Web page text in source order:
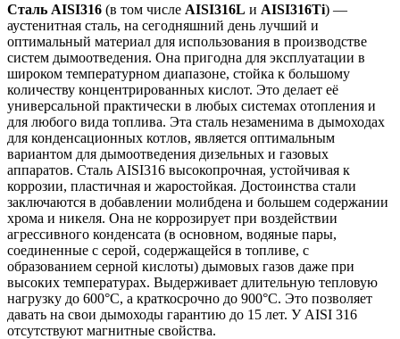
Сталь AISI316 (в том числе AISI316L и AISI316Ti) —
аустенитная сталь, на сегодняшний день лучший и
оптимальный материал для использования в производстве
систем дымоотведения. Она пригодна для эксплуатации в
широком температурном диапазоне, стойка к большому
количеству концентрированных кислот. Это делает её
универсаль­ной практически в любых системах отопления и
для любого вида топлива. Эта сталь незаменима в дымоходах
для конденсационных котлов, является оптимальным
вариантом для дымоотведения дизельных и газовых
аппаратов. Сталь AISI316 высокопрочная, устойчивая к
коррозии, пластичная и жаростойкая. Достоинства стали
заключаются в добавлении молибдена и большем содержании
хрома и никеля. Она не коррозирует при воздействии
агрессивного конденсата (в основном, водяные пары,
соединенные с серой, содержащейся в топливе, с
образованием серной кислоты) дымовых газов даже при
высоких температурах. Выдерживает длительную тепловую
нагрузку до 600°С, а краткосрочно до 900°С. Это позволяет
давать на свои дымоходы гарантию до 15 лет. У AISI 316
отсутствуют магнитные свойства.